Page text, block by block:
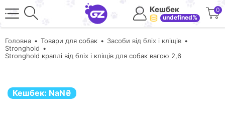
Кешбек
undefined%
0
Головна Товари для собак
Засоби від бліх і кліщів
Stronghold
Stronghold краплі від бліх і кліщів для собак вагою 2,6
Кешбек: NaN₴